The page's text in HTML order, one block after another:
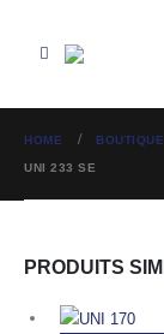
HOME BOUTIQUE
UNI 233 SE
PRODUITS